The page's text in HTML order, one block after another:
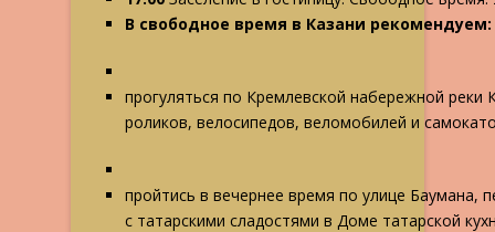
В свободное время в Казани рекомендуем:
прогуляться по Кремлевской набережной
роликов, велосипедов, веломобилей и
пройтись в вечернее время по улице Баумана,
с татарскими сладостями в Доме татарской